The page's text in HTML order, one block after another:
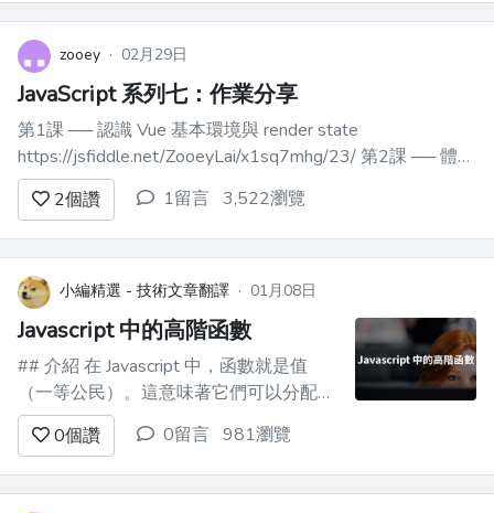
zooey · 02月29日
JavaScript 系列七：作業分享
第1課 ── 認識 Vue 基本環境與 render state
https://jsfiddle.net/ZooeyLai/x1sq7mhg/23/ 第2課 ── 體驗
一下 Reactivity 的效果與便利
https://jsfiddle.net/ZooeyLai/kfv4szoy/...
2個讚 1留言 3,522瀏覽
小編精選 - 技術文章翻譯 · 01月08日
Javascript 中的高階函數
## 介紹 在 Javascript 中，函數就是值
（一等公民）。這意味著它們可以分配給
變數和/或作為值傳遞。 ``` let random =
function(){ return Math.random() } let
giveMeRandom = rand...
0個讚 0留言 981瀏覽